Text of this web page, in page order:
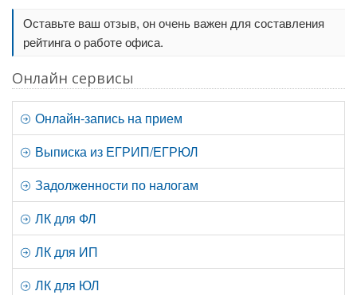
Оставьте ваш отзыв, он очень важен для составления
рейтинга о работе офиса.
Онлайн сервисы
Онлайн-запись на прием
Выписка из ЕГРИП/ЕГРЮЛ
Задолженности по налогам
ЛК для ФЛ
ЛК для ИП
ЛК для ЮЛ